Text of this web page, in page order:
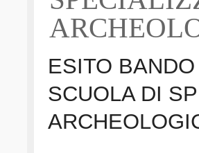
ESITO
SCUOLA DI